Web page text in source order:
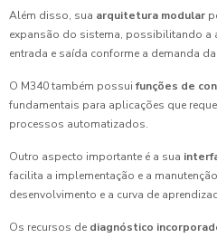
Além disso, sua arquitetura modular
expansão do sistema, possibilitando
entrada e saída conforme a demanda
O M340 também possui funções de
fundamentais para aplicações que
processos automatizados.
Outro aspecto importante é a sua
facilita a implementação e a
desenvolvimento e a curva de
Os recursos de diagnóstico